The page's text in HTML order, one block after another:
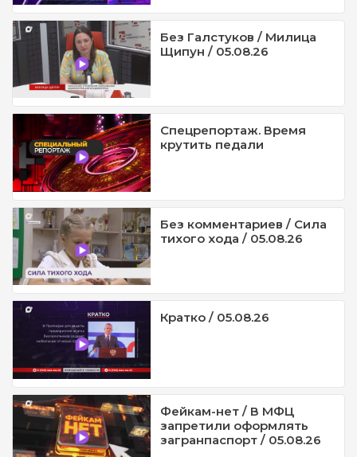
Без Галстуков / Милица
Щипун / 05.08.26
Спецрепортаж. Время
крутить педали
Без комментариев / Сила
тихого хода / 05.08.26
Кратко / 05.08.26
Фейкам-нет / В МФЦ
запретили оформлять
загранпаспорт / 05.08.26